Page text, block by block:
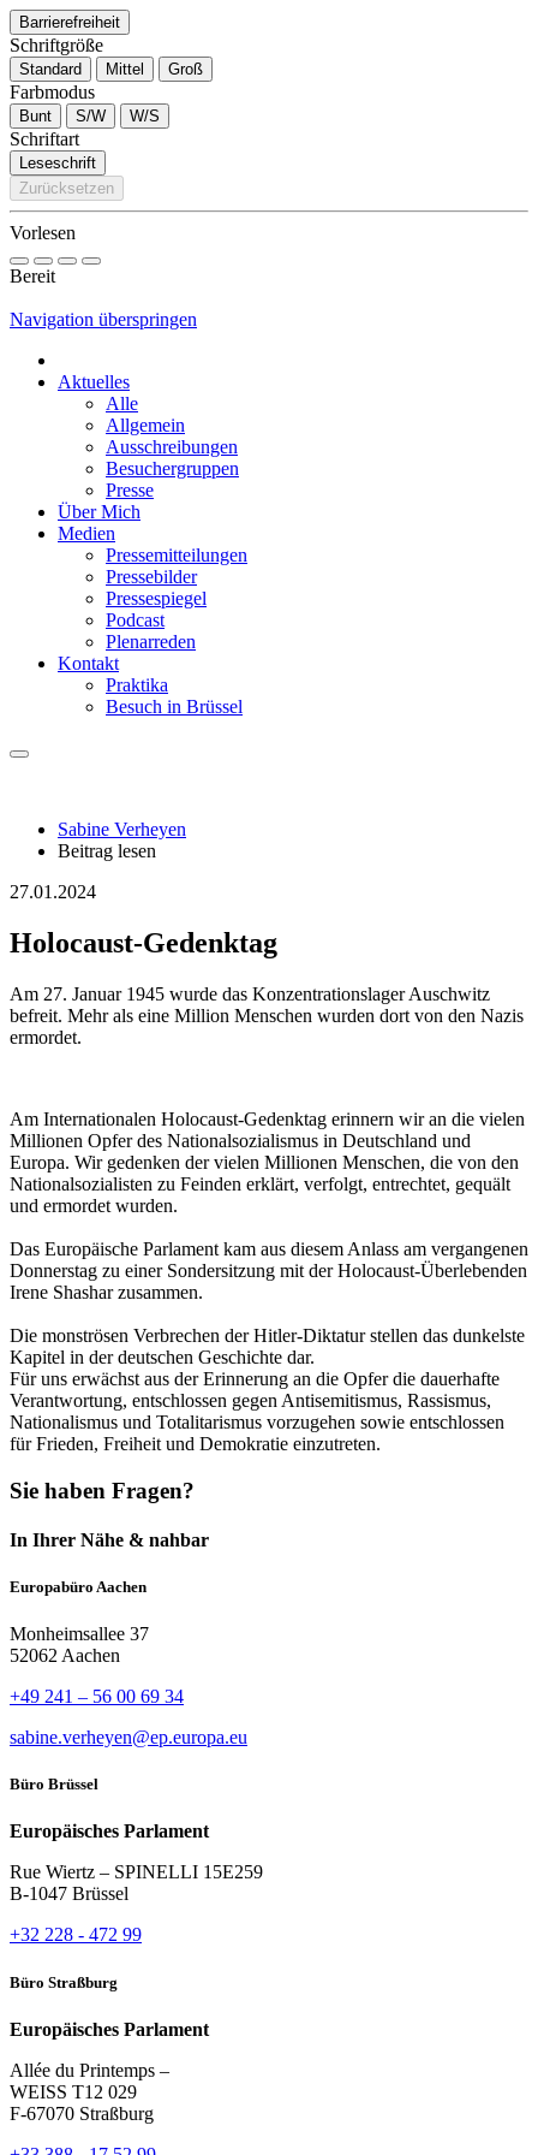
Barrierefreiheit
Schriftgröße
Standard Mittel Groß
Farbmodus
Bunt S/W W/S
Schriftart
Leseschrift
Zurücksetzen
Vorlesen
Bereit
Navigation überspringen
Aktuelles
Alle
Allgemein
Ausschreibungen
Besuchergruppen
Presse
Über Mich
Medien
Pressemitteilungen
Pressebilder
Pressespiegel
Podcast
Plenarreden
Kontakt
Praktika
Besuch in Brüssel
Sabine Verheyen
Beitrag lesen
27.01.2024
Holocaust-Gedenktag
Am 27. Januar 1945 wurde das Konzentrationslager Auschwitz
befreit. Mehr als eine Million Menschen wurden dort von den Nazis
ermordet.
Am Internationalen Holocaust-Gedenktag erinnern wir an die vielen
Millionen Opfer des Nationalsozialismus in Deutschland und
Europa. Wir gedenken der vielen Millionen Menschen, die von den
Nationalsozialisten zu Feinden erklärt, verfolgt, entrechtet, gequält
und ermordet wurden.
Das Europäische Parlament kam aus diesem Anlass am vergangenen
Donnerstag zu einer Sondersitzung mit der Holocaust-Überlebenden
Irene Shashar zusammen.
Die monströsen Verbrechen der Hitler-Diktatur stellen das dunkelste
Kapitel in der deutschen Geschichte dar.
Für uns erwächst aus der Erinnerung an die Opfer die dauerhafte
Verantwortung, entschlossen gegen Antisemitismus, Rassismus,
Nationalismus und Totalitarismus vorzugehen sowie entschlossen
für Frieden, Freiheit und Demokratie einzutreten.
Sie haben Fragen?
In Ihrer Nähe & nahbar
Europabüro Aachen
Monheimsallee 37
52062 Aachen
+49 241 – 56 00 69 34
sabine.verheyen@ep.europa.eu
Büro Brüssel
Europäisches Parlament
Rue Wiertz – SPINELLI 15E259
B-1047 Brüssel
+32 228 - 472 99
Büro Straßburg
Europäisches Parlament
Allée du Printemps –
WEISS T12 029
F-67070 Straßburg